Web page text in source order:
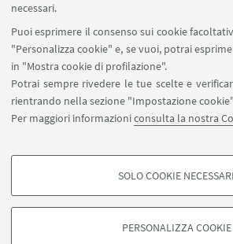
necessari.
Puoi esprimere il consenso sui cookie
"Personalizza cookie" e, se vuoi, potrai
in "Mostra cookie di profilazione".
Potrai sempre rivedere le tue scelte e
rientrando nella sezione "Impostazione
Per maggiori informazioniconsulta la nostra
COOKIE DI PROFILAZIONE -
degli utenti, creare profili in base al loro
SOLO COOKIE NECESSARI
PERSONALIZZA COOKIE
+39 051 2094053